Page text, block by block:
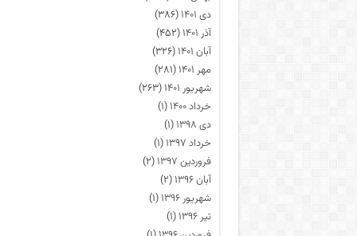
دی ۱۴۰۱
(۳۸۶)
آذر ۱۴۰۱
(۴۵۲)
آبان ۱۴۰۱
(۳۲۶)
مهر ۱۴۰۱
(۲۸۱)
شهریور ۱۴۰۱
(۲۶۳)
خرداد ۱۴۰۰
(۱)
دی ۱۳۹۸
(۱)
خرداد ۱۳۹۷
(۱)
فروردین ۱۳۹۷
(۲)
آبان ۱۳۹۶
(۲)
شهریور ۱۳۹۶
(۱)
تیر ۱۳۹۶
(۱)